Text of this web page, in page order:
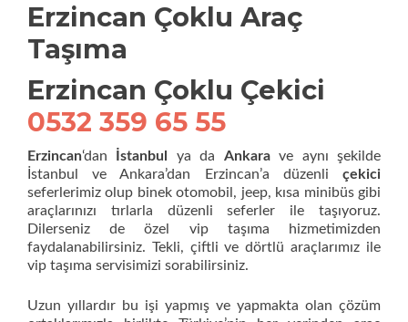
Erzincan Çoklu Araç
Taşıma
Erzincan Çoklu Çekici
0532 359 65 55
Erzincan‘dan İstanbul ya da Ankarave aynı şekilde
İstanbul ve Ankara’dan Erzincan’a düzenli çekici
seferlerimiz olup binek otomobil, jeep, kısa minibüs gibi
araçlarınızı tırlarla düzenli seferler ile taşıyoruz.
Dilerseniz de özel vip taşıma hizmetimizden
faydalanabilirsiniz. Tekli, çiftli ve dörtlü araçlarımız ile
vip taşıma servisimizi sorabilirsiniz.
Uzun yıllardır bu işi yapmış ve yapmakta olan çözüm